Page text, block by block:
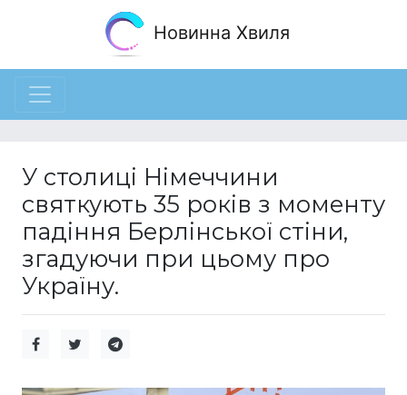
Новинна Хвиля
У столиці Німеччини
святкують 35 років з моменту
падіння Берлінської стіни,
згадуючи при цьому про
Україну.